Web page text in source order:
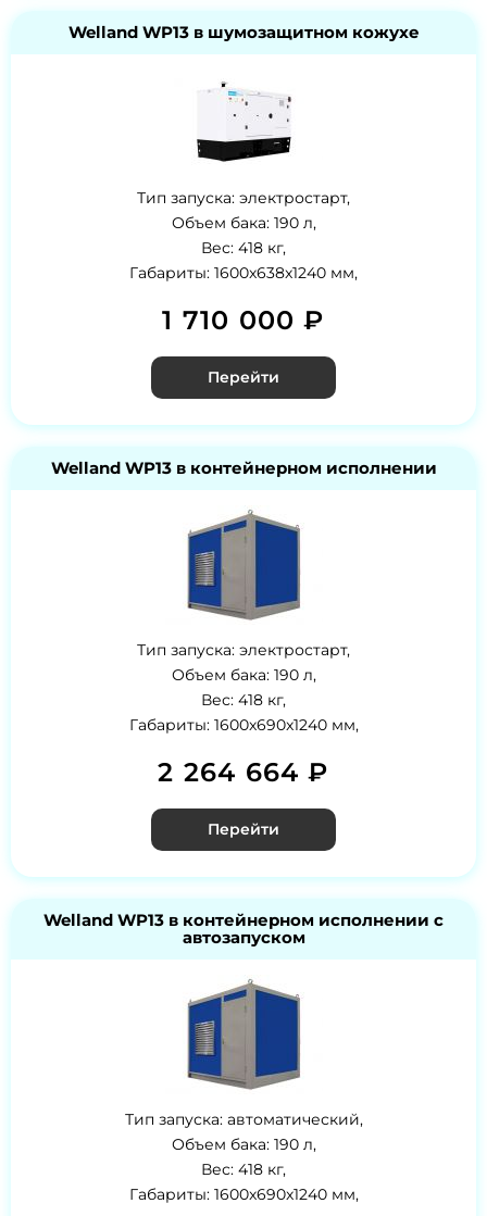
Welland WP13 в шумозащитном кожухе
Тип запуска: электростарт,
Объем бака: 190 л,
Вес: 418 кг,
Габариты: 1600x638x1240 мм,
1 710 000 ₽
Перейти
Welland WP13 в контейнерном исполнении
Тип запуска: электростарт,
Объем бака: 190 л,
Вес: 418 кг,
Габариты: 1600x690x1240 мм,
2 264 664 ₽
Перейти
Welland WP13 в контейнерном исполнении с
автозапуском
Тип запуска: автоматический,
Объем бака: 190 л,
Вес: 418 кг,
Габариты: 1600x690x1240 мм,